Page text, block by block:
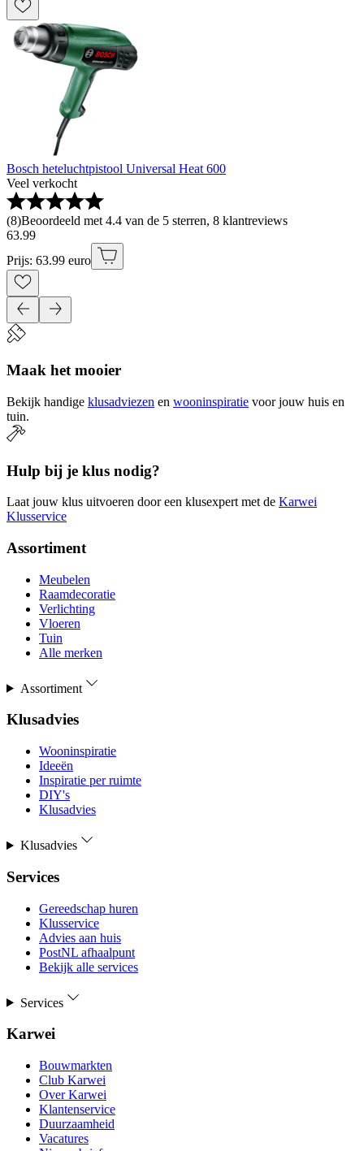
Bosch heteluchtpistool Universal Heat 600
Veel verkocht
(8)Beoordeeld met 4.4 van de 5 sterren, 8 klantreviews
63.99
Prijs: 63.99 euro
Maak het mooier
Bekijk handige klusadviezen en wooninspiratie voor jouw huis en
tuin.
Hulp bij je klus nodig?
Laat jouw klus uitvoeren door een klusexpert met de Karwei
Klusservice
Assortiment
Meubelen
Raamdecoratie
Verlichting
Vloeren
Tuin
Alle merken
Assortiment
Klusadvies
Wooninspiratie
Ideeën
Inspiratie per ruimte
DIY's
Klusadvies
Klusadvies
Services
Gereedschap huren
Klusservice
Advies aan huis
PostNL afhaalpunt
Bekijk alle services
Services
Karwei
Bouwmarkten
Club Karwei
Over Karwei
Klantenservice
Duurzaamheid
Vacatures